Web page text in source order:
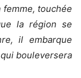
touchée
la région se
il embarque
bouleversera